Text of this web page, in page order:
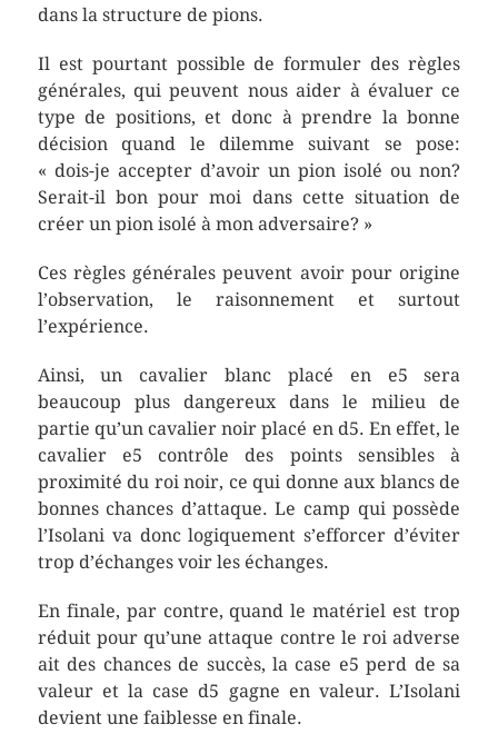
dans la structure de pions.
Il est pourtant possible de formuler des règles
générales, qui peuvent nous aider à évaluer ce
type de positions, et donc à prendre la bonne
décision quand le dilemme suivant se pose:
« dois-je accepter d’avoir un pion isolé ou non?
Serait-il bon pour moi dans cette situation de
créer un pion isolé à mon adversaire? »
Ces règles générales peuvent avoir pour origine
l’observation, le raisonnement et surtout
l’expérience.
Ainsi, un cavalier blanc placé en e5 sera
beaucoup plus dangereux dans le milieu de
partie qu’un cavalier noir placé en d5. En effet, le
cavalier e5 contrôle des points sensibles à
proximité du roi noir, ce qui donne aux blancs de
bonnes chances d’attaque. Le camp qui possède
l’Isolani va donc logiquement s’efforcer d’éviter
trop d’échanges voir les échanges.
En finale, par contre, quand le matériel est trop
réduit pour qu’une attaque contre le roi adverse
ait des chances de succès, la case e5 perd de sa
valeur et la case d5 gagne en valeur. L’Isolani
devient une faiblesse en finale.